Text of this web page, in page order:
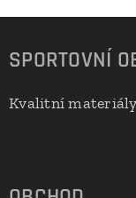
SPORTOVNÍ
Kvalitní